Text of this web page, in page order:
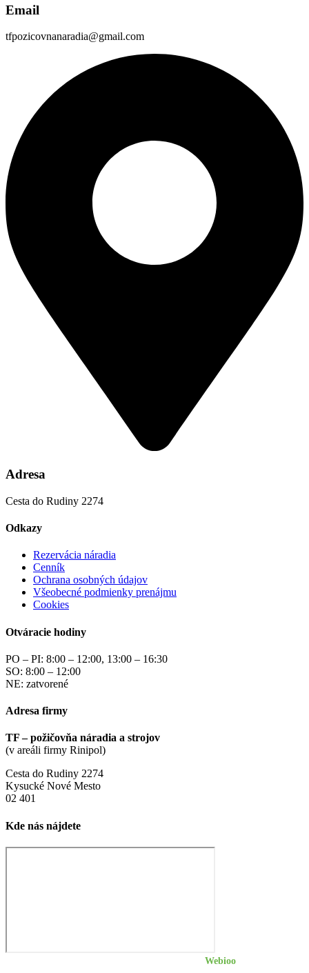
Email
tfpozicovnanaradia@gmail.com
Adresa
Cesta do Rudiny 2274
Odkazy
Rezervácia náradia
Cenník
Ochrana osobných údajov
Všeobecné podmienky prenájmu
Cookies
Otváracie hodiny
PO – PI: 8:00 – 12:00, 13:00 – 16:30
SO: 8:00 – 12:00
NE: zatvorené
Adresa firmy
TF – požičovňa náradia a strojov
(v areáli firmy Rinipol)
Cesta do Rudiny 2274
Kysucké Nové Mesto
02 401
Kde nás nájdete
Webioo